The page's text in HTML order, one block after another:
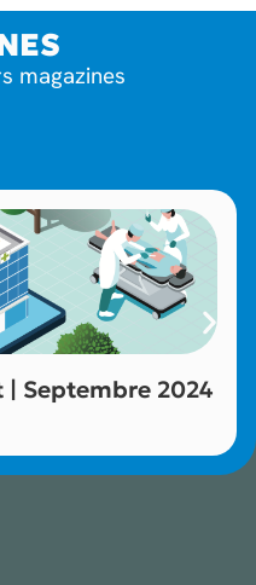
magazines
| Septembre 2024